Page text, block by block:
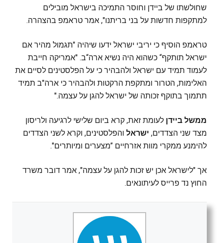
שחולשתו של ביידן וחוסר התמיכה בישראל מובילים
למתקפות חדשות על בני בריתנו", אמר טראמפ בהצהרה.
טראמפ הוסיף כי יריבי ישראל ידעו שיהיה "תגמול מהיר אם
ישראל תותקף“ כשהוא היה נשיא ארה“ב. "אמריקה חייבת
לעמוד תמיד עם ישראל ולהבהיר כי על הפלסטינים לסיים את
האלימות, הטרור ומתקפת הרקטות ולהבהיר כי ארה"ב תמיד
תתמוך בתוקף זכותה של ישראל להגן על עצמה."
ממשל ביידן לעומת זאת, קרא ביום שלישי לרגיעה ולריסון
מצד שני הצדדים, ישראל והפלסטינים, וקרא לשני הצדדים
להימנע ממקרי מוות אזרחיים ”מצערים ומיותרים".
אך "לישראל אכן יש זכות להגן על עצמה", אמר דובר משרד
החוץ נד פרייס לעיתונאים.